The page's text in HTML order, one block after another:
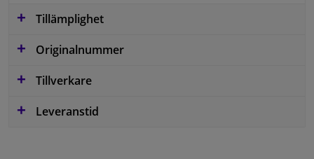
Tillämplighet
Originalnummer
Tillverkare
Leveranstid